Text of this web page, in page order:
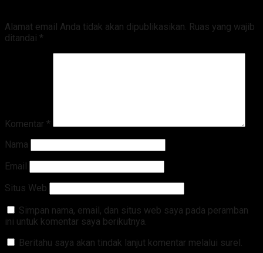
Alamat email Anda tidak akan dipublikasikan. Ruas yang wajib
ditandai *
Komentar *
Nama
Email
Situs Web
Simpan nama, email, dan situs web saya pada peramban
ini untuk komentar saya berikutnya.
Beritahu saya akan tindak lanjut komentar melalui surel.